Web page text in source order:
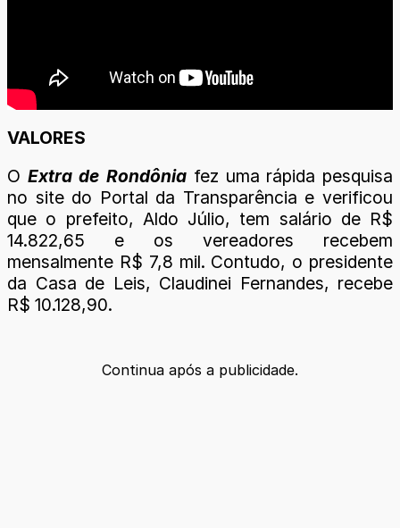
VALORES
O Extra de Rondônia fez uma rápida pesquisa
no site do Portal da Transparência e verificou
que o prefeito, Aldo Júlio, tem salário de R$
14.822,65 e os vereadores recebem
mensalmente R$ 7,8 mil. Contudo, o presidente
da Casa de Leis, Claudinei Fernandes, recebe
R$ 10.128,90.
Continua após a publicidade.